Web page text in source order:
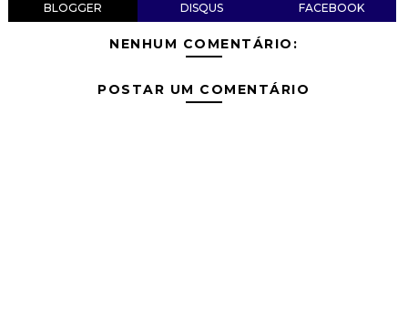
BLOGGER DISQUS FACEBOOK
NENHUM COMENTÁRIO:
POSTAR UM COMENTÁRIO